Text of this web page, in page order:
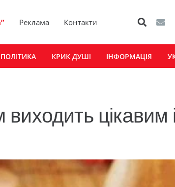
Реклама Контакти
ПОЛІТИКА КРИК ДУШІ ІНФОРМАЦІЯ
цікавим